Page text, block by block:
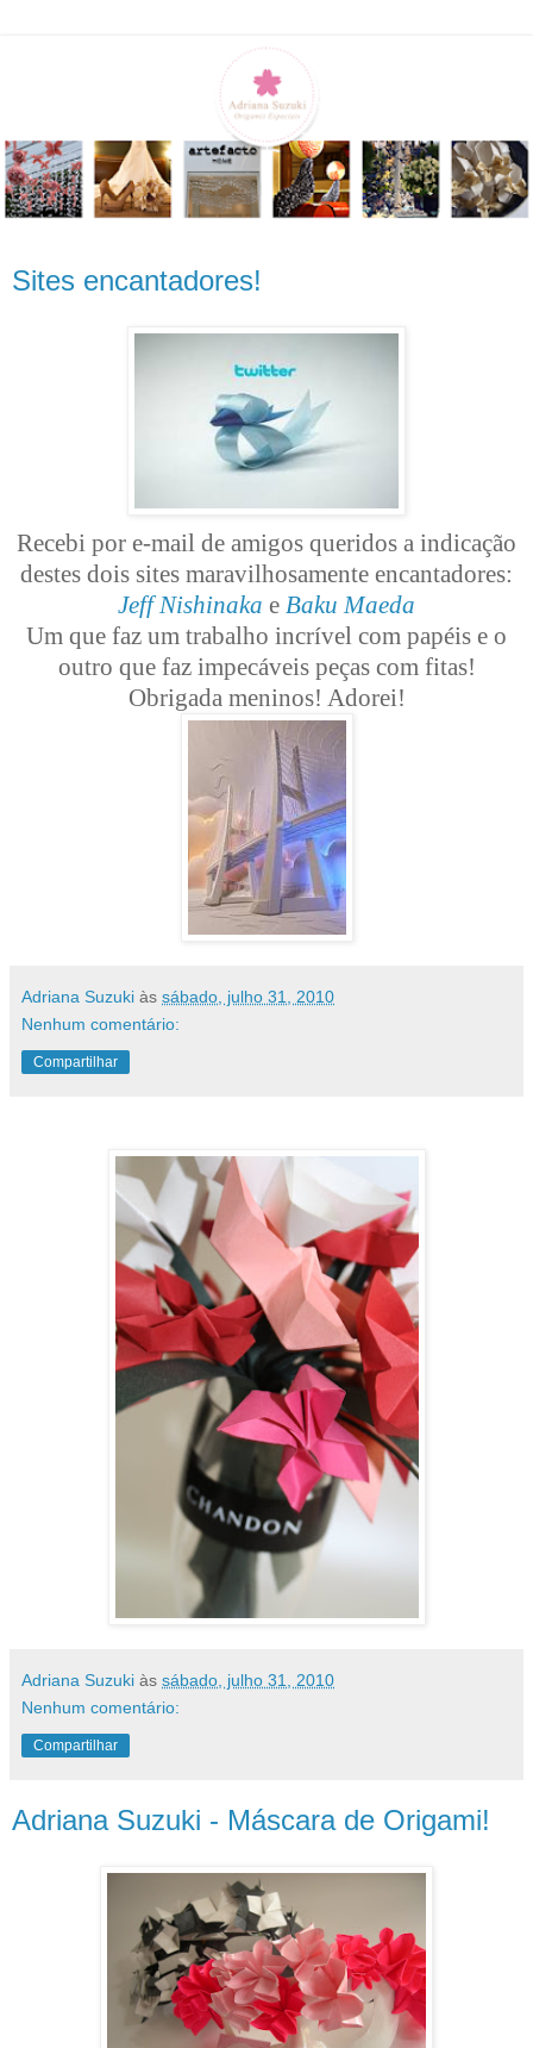
Sites encantadores!
Recebi por e-mail de amigos queridos a indicação
destes dois sites maravilhosamente encantadores:
Jeff Nishinaka e Baku Maeda
Um que faz um trabalho incrível com papéis e o
outro que faz impecáveis peças com fitas!
Obrigada meninos! Adorei!
Adriana Suzuki às sábado, julho 31, 2010
Nenhum comentário:
Compartilhar
Adriana Suzuki às sábado, julho 31, 2010
Nenhum comentário:
Compartilhar
Adriana Suzuki - Máscara de Origami!